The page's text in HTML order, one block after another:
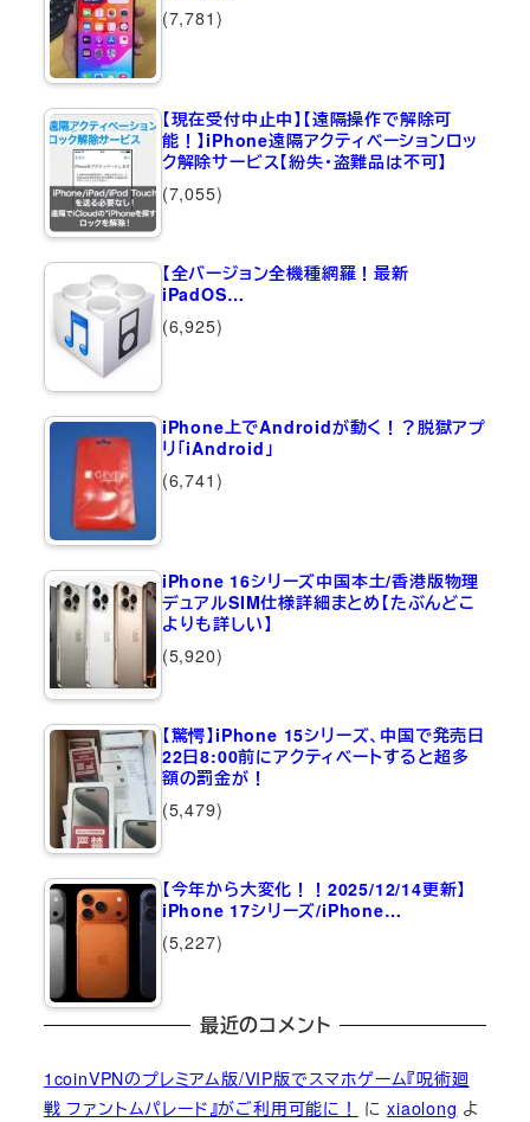
(7,781)
【現在受付中止中】【遠隔操作で解除可
能！】iPhone遠隔アクティベーションロッ
ク解除サービス【紛失・盗難品は不可】
(7,055)
【全バージョン全機種網羅！最新
iPadOS…
(6,925)
iPhone上でAndroidが動く！？脱獄アプ
リ「iAndroid」
(6,741)
iPhone 16シリーズ中国本土/香港版物理
デュアルSIM仕様詳細まとめ【たぶんどこ
よりも詳しい】
(5,920)
【驚愕】iPhone 15シリーズ、中国で発売日
22日8:00前にアクティベートすると超多
額の罰金が！
(5,479)
【今年から大変化！！2025/12/14更新】
iPhone 17シリーズ/iPhone…
(5,227)
最近のコメント
1coinVPNのプレミアム版/VIP版でスマホゲーム『呪術廻
戦 ファントムパレード』がご利用可能に！
にxiaolong よ